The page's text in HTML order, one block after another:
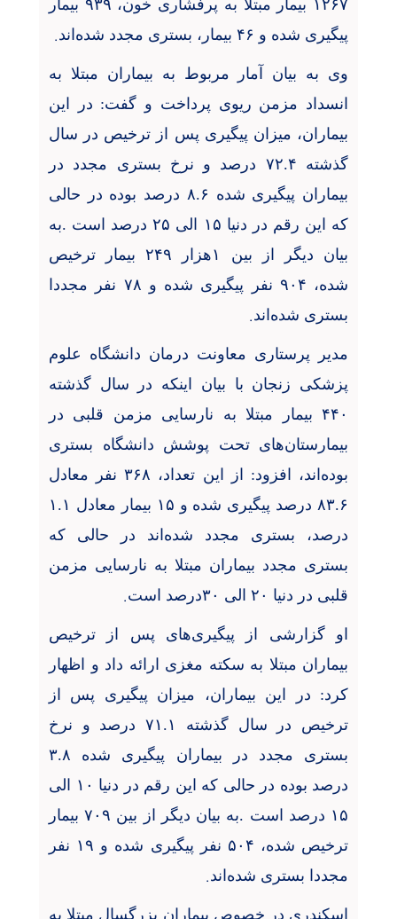
۱۲۶۷ بیمار مبتلا به پرفشاری خون، ۹۳۹ بیمار
پیگیری شده و ۴۶ بیمار، بستری مجدد شده‌اند.
وی به بیان آمار مربوط به بیماران مبتلا به
انسداد مزمن ریوی پرداخت و گفت: در این
بیماران، میزان پیگیری پس از ترخیص در سال
گذشته ۷۲.۴ درصد و نرخ بستری مجدد در
بیماران پیگیری شده ۸.۶ درصد بوده در حالی
که این رقم در دنیا ۱۵ الی ۲۵ درصد است .به
بیان دیگر از بین
۱هزار ۲۴۹ بیمار ترخیص
شده، ۹۰۴ نفر پیگیری شده و ۷۸ نفر مجددا
بستری شده‌اند.
مدیر پرستاری معاونت درمان دانشگاه علوم
پزشکی زنجان با بیان اینکه در سال گذشته
۴۴۰ بیمار مبتلا به نارسایی مزمن قلبی در
بیمارستان‌های تحت پوشش دانشگاه بستری
بوده‌اند، افزود: از این تعداد، ۳۶۸نفر معادل
۸۳.۶ درصد پیگیری شده و ۱۵ بیمار معادل ۱.۱
درصد، بستری مجدد شده‌اند در حالی که
بستری مجدد بیماران مبتلا به نارسایی مزمن
قلبی در دنیا ۲۰ الی ۳۰درصد است.
او گزارشی از پیگیری‌های پس از ترخیص
بیماران مبتلا به سکته مغزی ارائه داد و اظهار
کرد: در این بیماران، میزان پیگیری پس از
ترخیص در سال گذشته
۷۱.۱درصد و نرخ
بستری مجدد در بیماران پیگیری شده ۳.۸
درصد بوده در حالی که این رقم در دنیا ۱۰
الی
۱۵ درصد است .به بیان دیگر از بین ۷۰۹بیمار
ترخیص شده، ۵۰۴ نفر پیگیری شده و ۱۹ نفر
مجددا بستری شده‌اند.
اسکندری در خصوص بیماران بزرگسال مبتلا به